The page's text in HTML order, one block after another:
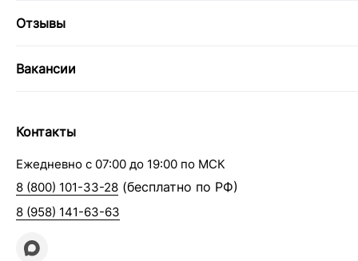
Отзывы
Вакансии
Контакты
Ежедневно с 07:00 до 19:00 по МСК
8 (800) 101-33-28 (бесплатно по РФ)
8 (958) 141-63-63